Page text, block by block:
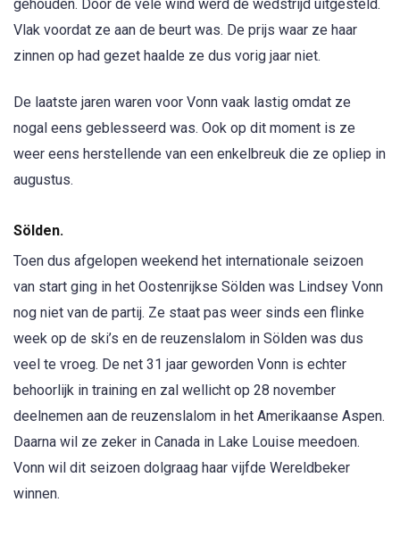
gehouden. Door de vele wind werd de wedstrijd uitgesteld.
Vlak voordat ze aan de beurt was. De prijs waar ze haar
zinnen op had gezet haalde ze dus vorig jaar niet.
De laatste jaren waren voor Vonn vaak lastig omdat ze
nogal eens geblesseerd was. Ook op dit moment is ze
weer eens herstellende van een enkelbreuk die ze opliep in
augustus.
Sölden.
Toen dus afgelopen weekend het internationale seizoen
van start ging in het Oostenrijkse Sölden was Lindsey Vonn
nog niet van de partij. Ze staat pas weer sinds een flinke
week op de ski’s en de reuzenslalom in Sölden was dus
veel te vroeg. De net 31 jaar geworden Vonn is echter
behoorlijk in training en zal wellicht op 28 november
deelnemen aan de reuzenslalom in het Amerikaanse Aspen.
Daarna wil ze zeker in Canada in Lake Louise meedoen.
Vonn wil dit seizoen dolgraag haar vijfde Wereldbeker
winnen.